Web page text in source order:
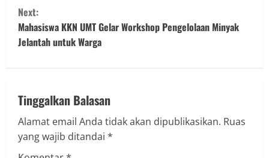
t
i
u
e
Next:
Mahasiswa KKN UMT Gelar Workshop Pengelolaan Minyak
Jelantah untuk Warga
Tinggalkan Balasan
Alamat email Anda tidak akan dipublikasikan. Ruas
yang wajib ditandai *